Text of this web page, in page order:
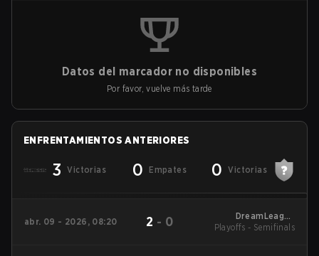
Datos del marcador no disponibles
Por favor, vuelve más tarde
ENFRENTAMIENTOS ANTERIORES
3 Victorias 0 Empates 0 Victorias
abr. 09 - 2026, 08:20 2 - 0
DreamLeague
Southeast Asia Open
Playoffs - Semifinals